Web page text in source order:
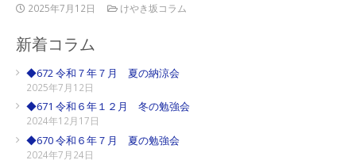
2025年7月12日 けやき坂コラム
新着コラム
◆672 令和７年７月 夏の納涼会
2025年7月12日
◆671 令和６年１２月 冬の勉強会
2024年12月17日
◆670 令和６年７月 夏の勉強会
2024年7月24日